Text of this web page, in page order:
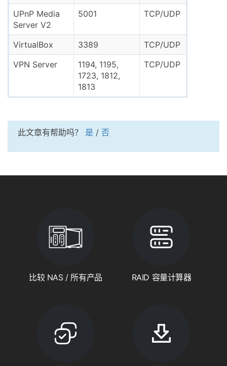
UPnP Media
Server V2
5001 TCP/UDP
VirtualBox 3389
TCP/UDP
VPN Server
1194, 1195,
1723, 1812,
1813
TCP/UDP
此文章有帮助吗？ 是 / 否
比较 NAS / 所有产品 RAID 容量计算器